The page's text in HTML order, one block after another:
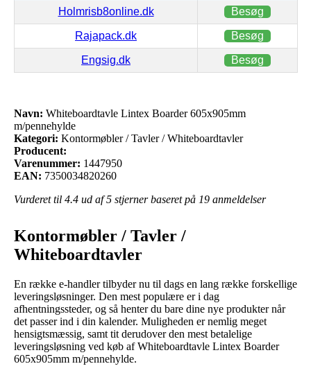
Holmrisb8online.dk Besøg
Rajapack.dk Besøg
Engsig.dk Besøg
Navn: Whiteboardtavle Lintex Boarder 605x905mm
m/pennehylde
Kategori: Kontormøbler / Tavler / Whiteboardtavler
Producent:
Varenummer: 1447950
EAN: 7350034820260
Vurderet til 4.4 ud af 5 stjerner baseret på 19 anmeldelser
Kontormøbler / Tavler /
Whiteboardtavler
En række e-handler tilbyder nu til dags en lang række forskellige
leveringsløsninger. Den mest populære er i dag
afhentningssteder, og så henter du bare dine nye produkter når
det passer ind i din kalender. Muligheden er nemlig meget
hensigtsmæssig, samt tit derudover den mest betalelige
leveringsløsning ved køb af Whiteboardtavle Lintex Boarder
605x905mm m/pennehylde.